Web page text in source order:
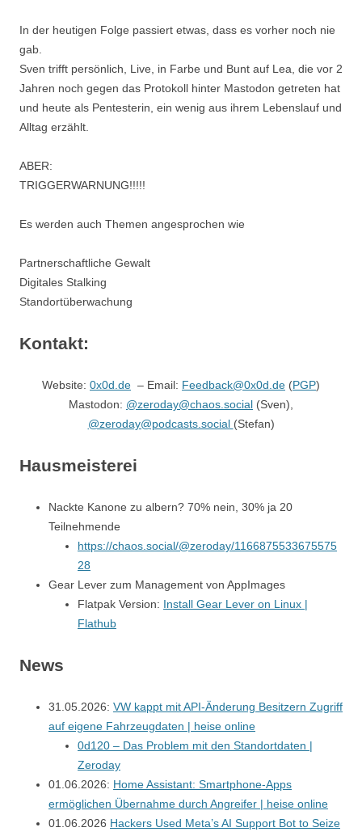
In der heutigen Folge passiert etwas, dass es vorher noch nie
gab.
Sven trifft persönlich, Live, in Farbe und Bunt auf Lea, die vor 2
Jahren noch gegen das Protokoll hinter Mastodon getreten hat
und heute als Pentesterin, ein wenig aus ihrem Lebenslauf und
Alltag erzählt.
ABER:
TRIGGERWARNUNG!!!!!
Es werden auch Themen angesprochen wie
Partnerschaftliche Gewalt
Digitales Stalking
Standortüberwachung
Kontakt:
Website: 0x0d.de – Email: Feedback@0x0d.de (PGP)
Mastodon: @zeroday@chaos.social (Sven),
@zeroday@podcasts.social (Stefan)
Hausmeisterei
Nackte Kanone zu albern? 70% nein, 30% ja 20
Teilnehmende
https://chaos.social/@zeroday/1166875533675575
28
Gear Lever zum Management von AppImages
Flatpak Version: Install Gear Lever on Linux |
Flathub
News
31.05.2026: VW kappt mit API-Änderung Besitzern Zugriff
auf eigene Fahrzeugdaten | heise online
0d120 – Das Problem mit den Standortdaten |
Zeroday
01.06.2026: Home Assistant: Smartphone-Apps
ermöglichen Übernahme durch Angreifer | heise online
01.06.2026 Hackers Used Meta’s AI Support Bot to Seize